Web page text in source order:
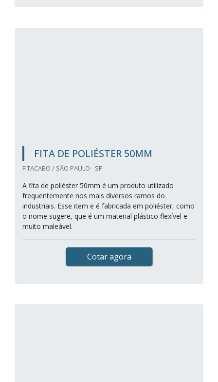
FITA DE POLIÉSTER 50MM
FITACABO / SÃO PAULO - SP
A fita de poliéster 50mm é um produto utilizado
frequentemente nos mais diversos ramos do
industriais. Esse item e é fabricada em poliéster, como
o nome sugere, que é um material plástico flexível e
muito maleável.
Cotar agora